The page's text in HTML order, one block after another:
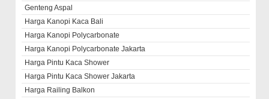
Genteng Aspal
Harga Kanopi Kaca Bali
Harga Kanopi Polycarbonate
Harga Kanopi Polycarbonate Jakarta
Harga Pintu Kaca Shower
Harga Pintu Kaca Shower Jakarta
Harga Railing Balkon